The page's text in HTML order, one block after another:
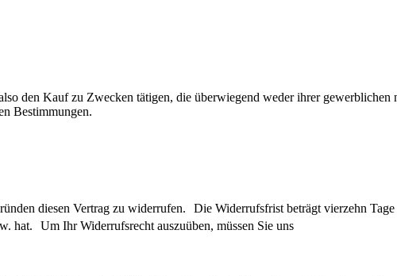
den Kauf zu Zwecken tätigen, die überwiegend weder ihrer
Bestimmungen.
diesen Vertrag zu widerrufen. Die Widerrufsfrist beträgt vierzehn
hat. Um Ihr Widerrufsrecht auszuüben, müssen Sie uns